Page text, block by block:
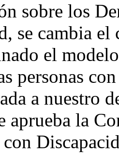
sobre los
se cambia
el
personas
a nuestro
aprueba la
con